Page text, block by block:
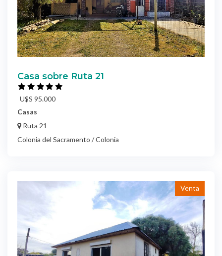
Casa sobre Ruta 21
U$S 95.000
Casas
Ruta 21
Colonia del Sacramento / Colonia
Venta